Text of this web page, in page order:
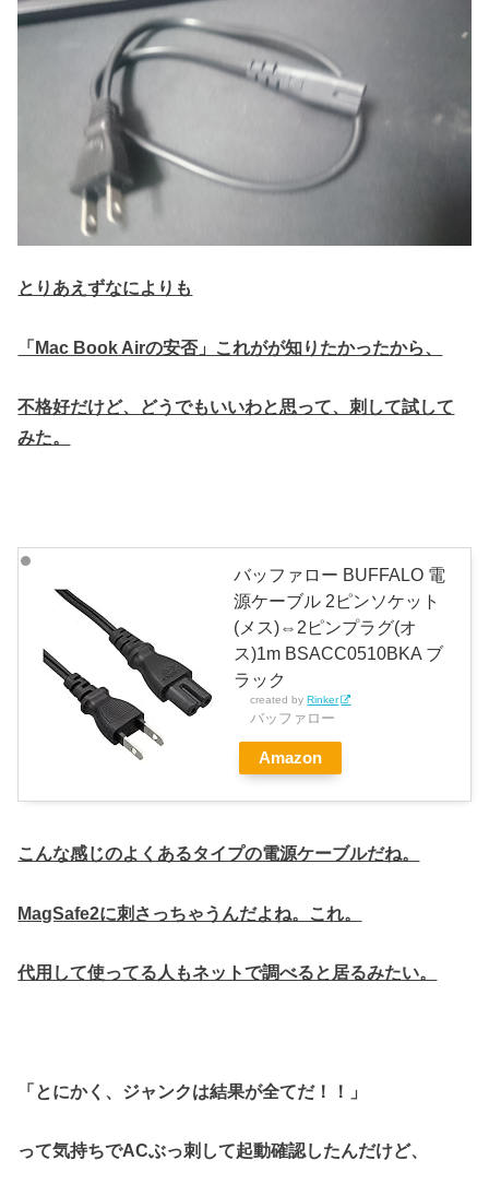
とりあえずなによりも
「Mac Book Airの安否」これがが知りたかったから、
不格好だけど、どうでもいいわと思って、刺して試して
みた。
バッファロー BUFFALO 電
源ケーブル 2ピンソケット
(メス)⇔2ピンプラグ(オ
ス)1m BSACC0510BKA ブ
ラック
created byRinker
バッファロー
Amazon
こんな感じのよくあるタイプの電源ケーブルだね。
MagSafe2に刺さっちゃうんだよね。これ。
代用して使ってる人もネットで調べると居るみたい。
「とにかく、ジャンクは結果が全てだ！！」
って気持ちでACぶっ刺して起動確認したんだけど、